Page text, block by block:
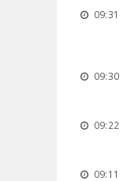
09:31
09:30
09:22
09:11